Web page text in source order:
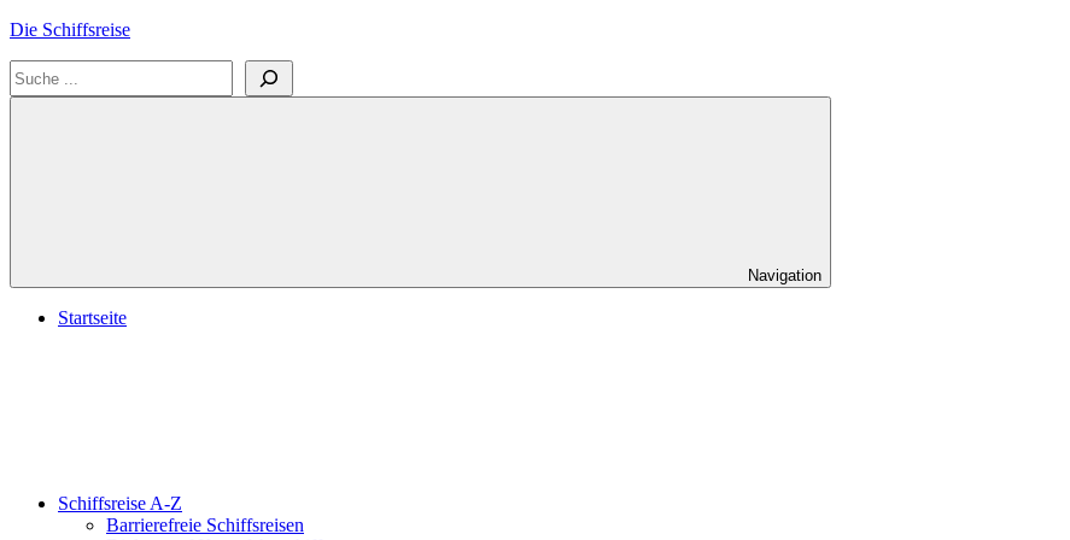
Zum
springen
Die Schiffsreise
Literatur-
Suchen
Navigation
Startseite
Schiffsreise A-Z
Barrierefreie Schiffsreisen